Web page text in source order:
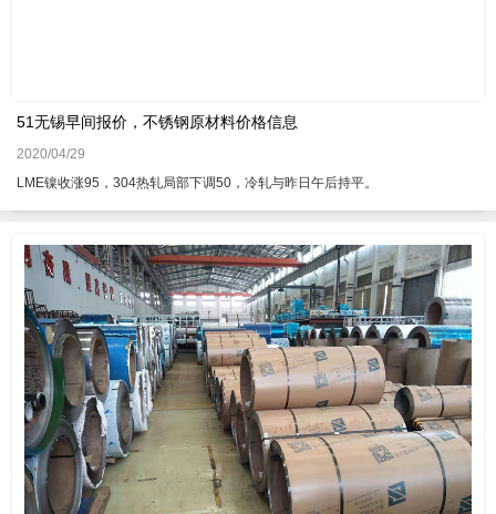
51无锡早间报价，不锈钢原材料价格信息
2020/04/29
LME镍收涨95，304热轧局部下调50，冷轧与昨日午后持平。